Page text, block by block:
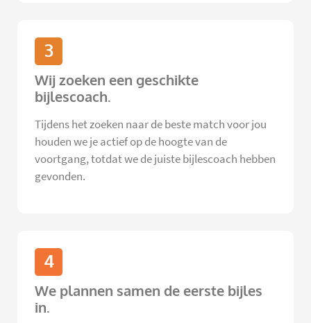
3
Wij zoeken een geschikte
bijlescoach.
Tijdens het zoeken naar de beste match voor jou
houden we je actief op de hoogte van de
voortgang, totdat we de juiste bijlescoach hebben
gevonden.
4
We plannen samen de eerste bijles
in.